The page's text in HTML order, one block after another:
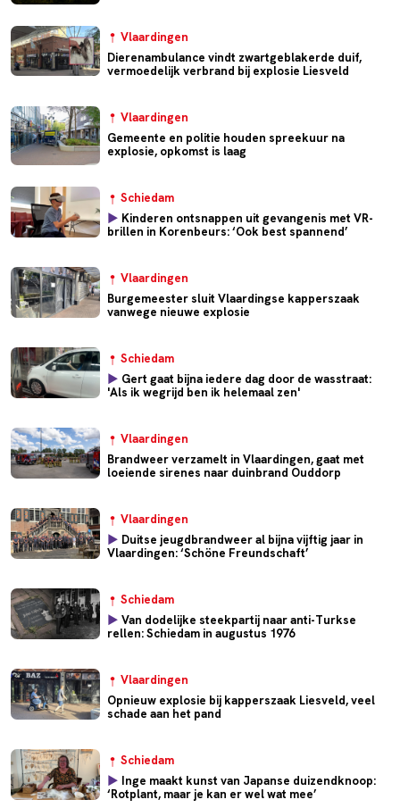
Vlaardingen
Dierenambulance vindt zwartgeblakerde duif,
vermoedelijk verbrand bij explosie Liesveld
Vlaardingen
Gemeente en politie houden spreekuur na
explosie, opkomst is laag
Schiedam
► Kinderen ontsnappen uit gevangenis met VR-
brillen in Korenbeurs: ‘Ook best spannend’
Vlaardingen
Burgemeester sluit Vlaardingse kapperszaak
vanwege nieuwe explosie
Schiedam
► Gert gaat bijna iedere dag door de wasstraat:
'Als ik wegrijd ben ik helemaal zen'
Vlaardingen
Brandweer verzamelt in Vlaardingen, gaat met
loeiende sirenes naar duinbrand Ouddorp
Vlaardingen
► Duitse jeugdbrandweer al bijna vijftig jaar in
Vlaardingen: ‘Schöne Freundschaft’
Schiedam
► Van dodelijke steekpartij naar anti-Turkse
rellen: Schiedam in augustus 1976
Vlaardingen
Opnieuw explosie bij kapperszaak Liesveld, veel
schade aan het pand
Schiedam
► Inge maakt kunst van Japanse duizendknoop:
‘Rotplant, maar je kan er wel wat mee’